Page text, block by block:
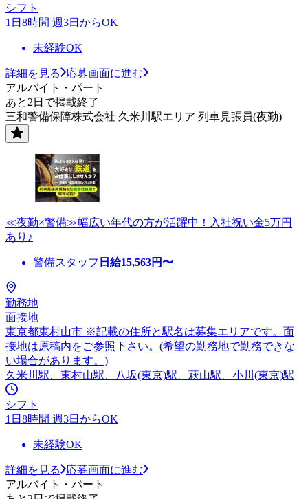
シフト
1日8時間 週3日からOK
未経験OK
詳細を見る
応募画面に進む
アルバイト・パート
あと2日で掲載終了
三和警備保障株式会社 久米川駅エリア 列車見張員(夜勤)
≪夜勤×警備≫幅広い年代の方が活躍中！入社祝い金5万円
あり♪
警備スタッフ 日給15,563円〜
勤務地
面接地
東京都東村山市 ※記載の住所と駅名は募集エリアです。面
接地は原稿内をご参照下さい。(希望の勤務地で勤務できな
い場合があります。)
久米川駅、東村山駅、八坂(東京)駅、萩山駅、小川(東京)駅
シフト
1日8時間 週3日からOK
未経験OK
詳細を見る
応募画面に進む
アルバイト・パート